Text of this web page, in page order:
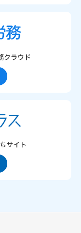
クラウド
サイト